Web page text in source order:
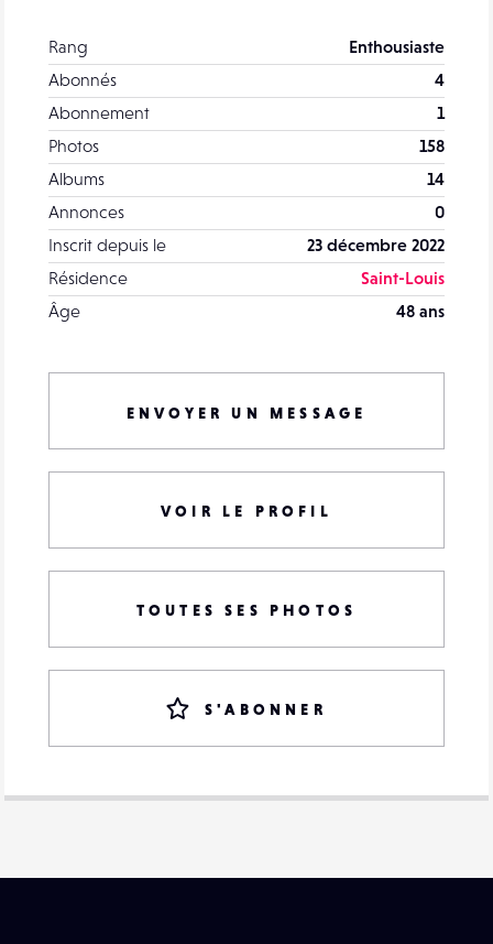
Rang
Enthousiaste
Abonnés
4
Abonnement
1
Photos
158
Albums
14
Annonces
0
Inscrit depuis le
23 décembre 2022
Résidence
Saint-Louis
Âge
48 ans
ENVOYER UN MESSAGE
VOIR LE PROFIL
TOUTES SES PHOTOS
S'ABONNER